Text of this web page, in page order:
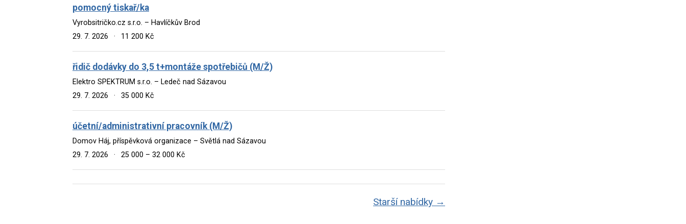
pomocný tiskař/ka
Vyrobsitričko.cz s.r.o. – Havlíčkův Brod
29. 7. 2026
· 11 200 Kč
řidič dodávky do 3,5 t+montáže spotřebičů (M/Ž)
Elektro SPEKTRUM s.r.o. – Ledeč nad Sázavou
29. 7. 2026
· 35 000 Kč
účetní/administrativní pracovník (M/Ž)
Domov Háj, příspěvková organizace – Světlá nad Sázavou
29. 7. 2026
· 25 000 – 32 000 Kč
Starší nabídky →